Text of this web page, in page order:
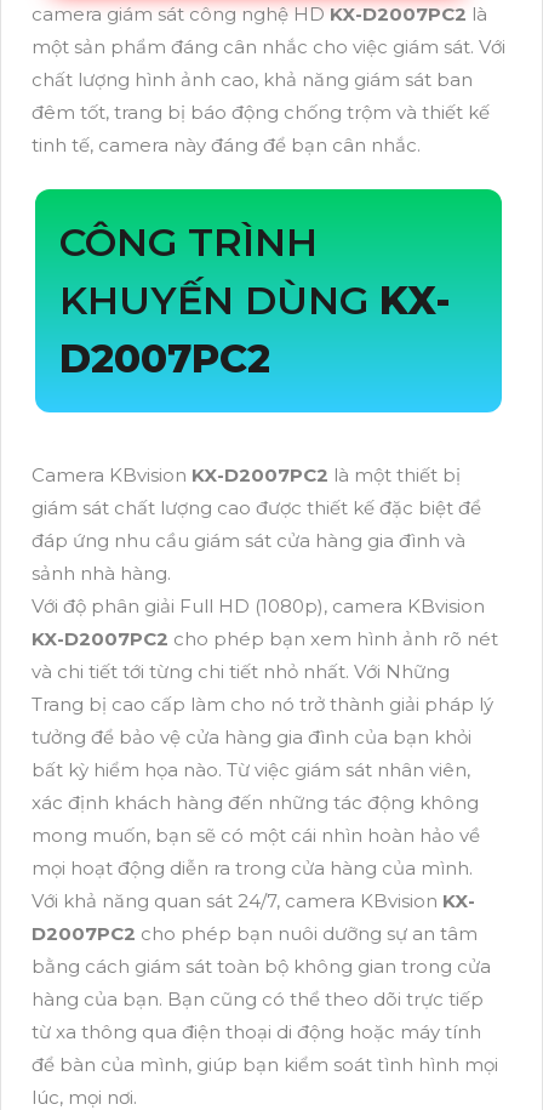
camera giám sát công nghệ HDKX-D2007PC2 là
một sản phẩm đáng cân nhắc cho việc giám sát. Với
chất lượng hình ảnh cao, khả năng giám sát ban
đêm tốt, trang bị báo động chống trộm và thiết kế
tinh tế, camera này đáng để bạn cân nhắc.
CÔNG TRÌNH
KHUYẾN DÙNG KX-
D2007PC2
Camera KBvision KX-D2007PC2 là một thiết bị
giám sát chất lượng cao được thiết kế đặc biệt để
đáp ứng nhu cầu giám sát cửa hàng gia đình và
sảnh nhà hàng.
Với độ phân giải Full HD (1080p), camera KBvision
KX-D2007PC2 cho phép bạn xem hình ảnh rõ nét
và chi tiết tới từng chi tiết nhỏ nhất. Với Những
Trang bị cao cấp làm cho nó trở thành giải pháp lý
tưởng để bảo vệ cửa hàng gia đình của bạn khỏi
bất kỳ hiểm họa nào. Từ việc giám sát nhân viên,
xác định khách hàng đến những tác động không
mong muốn, bạn sẽ có một cái nhìn hoàn hảo về
mọi hoạt động diễn ra trong cửa hàng của mình.
Với khả năng quan sát 24/7, camera KBvision KX-
D2007PC2 cho phép bạn nuôi dưỡng sự an tâm
bằng cách giám sát toàn bộ không gian trong cửa
hàng của bạn. Bạn cũng có thể theo dõi trực tiếp
từ xa thông qua điện thoại di động hoặc máy tính
để bàn của mình, giúp bạn kiểm soát tình hình mọi
lúc, mọi nơi.